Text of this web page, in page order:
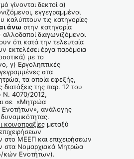
γίνονται δεκτοί α)
εγγεγραμμένοι
καλύπτουν τις κατηγορίες
άνω στην κατηγορία
αλλοδαποί διαγωνιζόμενοι
ότι κατά την τελευταία
εκτελέσει έργα παρόμοια
με το
γ) Εργοληπτικές
στα
τα οποία εφεξής,
της παρ. 12 του
Ν. 4070/2012,
σε «Μητρώα
Ενοτήτων», ανάλογης
κοινοπραξίες μεταξύ
στο ΜΕΕΠ και επιχειρήσεων
στα Νομαρχιακά Μητρώα
κών Ενοτήτων).